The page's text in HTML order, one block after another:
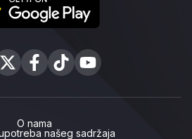
O nama
našeg sadržaja